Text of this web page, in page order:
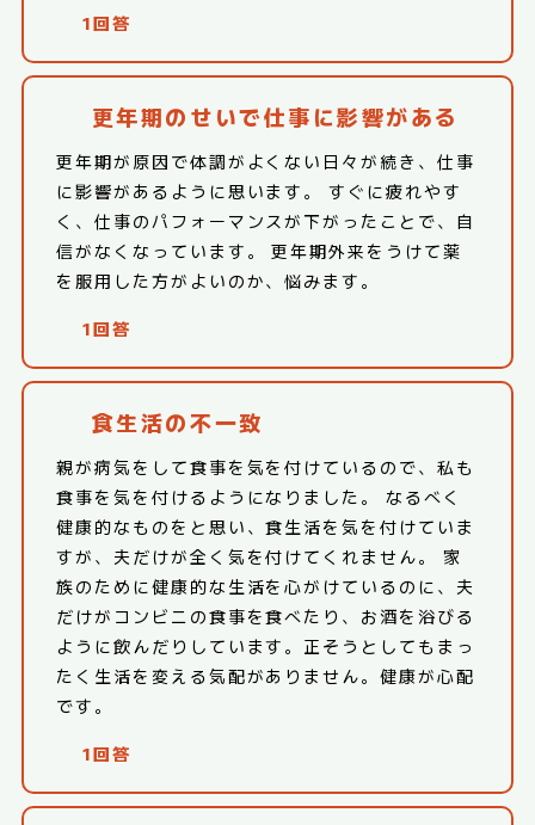
1回答
更年期のせいで仕事に影響がある
更年期が原因で体調がよくない日々が続き、仕事
に影響があるように思います。 すぐに疲れやす
く、仕事のパフォーマンスが下がったことで、自
信がなくなっています。 更年期外来をうけて薬
を服用した方がよいのか、悩みます。
1回答
食生活の不一致
親が病気をして食事を気を付けているので、私も
食事を気を付けるようになりました。 なるべく
健康的なものをと思い、食生活を気を付けていま
すが、夫だけが全く気を付けてくれません。 家
族のために健康的な生活を心がけているのに、夫
だけがコンビニの食事を食べたり、お酒を浴びる
ように飲んだりしています。正そうとしてもまっ
たく生活を変える気配がありません。健康が心配
です。
1回答